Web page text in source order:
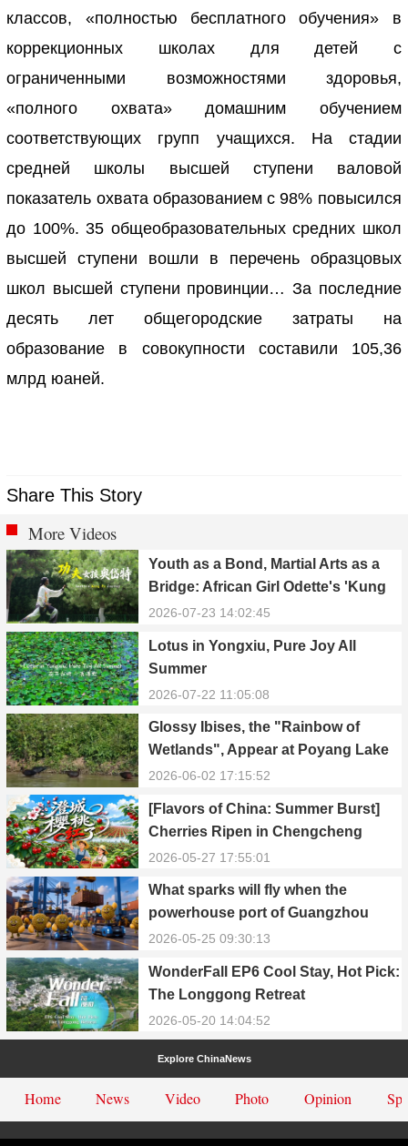
классов, «полностью бесплатного обучения» в
коррекционных школах для детей с
ограниченными возможностями здоровья,
«полного охвата» домашним обучением
соответствующих групп учащихся. На стадии
средней школы высшей ступени валовой
показатель охвата образованием с 98% повысился
до 100%. 35 общеобразовательных средних школ
высшей ступени вошли в перечень образцовых
школ высшей ступени провинции… За последние
десять лет общегородские затраты на
образование в совокупности составили 105,36
млрд юаней.
Share This Story
More Videos
Youth as a Bond, Martial Arts as a
Bridge: African Girl Odette's 'Kung
Fu Dream'
2026-07-23 14:02:45
Lotus in Yongxiu, Pure Joy All
Summer
2026-07-22 11:05:08
Glossy Ibises, the "Rainbow of
Wetlands", Appear at Poyang Lake
in Yongxiu
2026-06-02 17:15:52
[Flavors of China: Summer Burst]
Cherries Ripen in Chengcheng
County
2026-05-27 17:55:01
What sparks will fly when the
powerhouse port of Guangzhou
Nansha meets Thailand’s creamy
2026-05-25 09:30:13
WonderFall EP6 Cool Stay, Hot Pick:
The Longgong Retreat
2026-05-20 14:04:52
Explore ChinaNews
Home News Video Photo Opinion